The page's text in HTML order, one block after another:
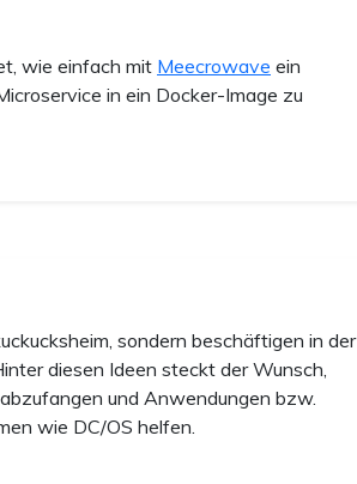
wie einfach mit Meecrowave ein
in ein Docker-Image zu
sondern beschäftigen in der
diesen Ideen steckt der Wunsch,
und Anwendungen bzw.
wie DC/OS helfen.